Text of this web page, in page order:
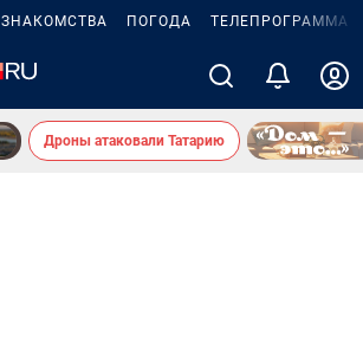
ЗНАКОМСТВА ПОГОДА ТЕЛЕПРОГРАММА
Дроны атаковали Татарию